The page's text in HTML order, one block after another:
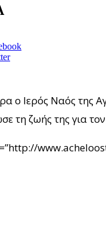
ο Ιερός Ναός της
τη ζωής της για